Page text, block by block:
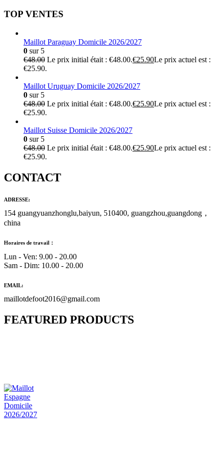
TOP VENTES
Maillot Paraguay Domicile 2026/2027
0 sur 5
€48.00 Le prix initial était : €48.00.€25.90Le prix actuel est :
€25.90.
Maillot Uruguay Domicile 2026/2027
0 sur 5
€48.00 Le prix initial était : €48.00.€25.90Le prix actuel est :
€25.90.
Maillot Suisse Domicile 2026/2027
0 sur 5
€48.00 Le prix initial était : €48.00.€25.90Le prix actuel est :
€25.90.
CONTACT
ADRESSE:
154 guangyuanzhonglu,baiyun, 510400, guangzhou,guangdong，
china
Horaires de travail：
Lun - Ven: 9.00 - 20.00
Sam - Dim: 10.00 - 20.00
EMAIL:
maillotdefoot2016@gmail.com
FEATURED PRODUCTS